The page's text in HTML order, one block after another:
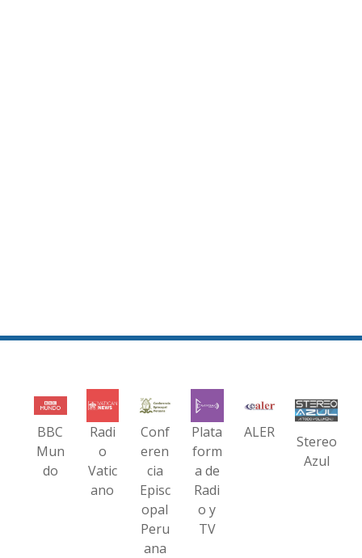
BBC
Mun
do
Radi
o
Vatic
ano
Conf
eren
cia
Episc
opal
Peru
ana
Plata
form
a de
Radi
o y
TV
ALER
Stereo
Azul